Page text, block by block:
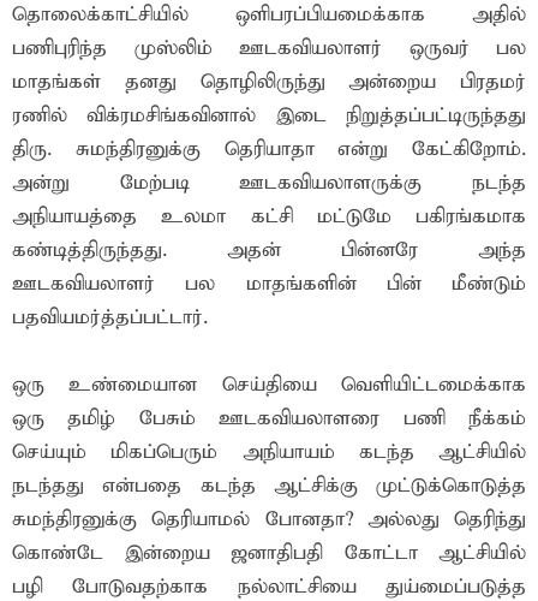
தொலைக்காட்சியில் ஒளிப‌ர‌ப்பிய‌மைக்காக‌ அதில்
ப‌ணிபுரிந்த‌ முஸ்லிம் ஊட‌க‌விய‌லாள‌ர் ஒருவ‌ர் ப‌ல‌
மாத‌ங்க‌ள் த‌ன‌து தொழிலிருந்து அன்றைய‌ பிர‌த‌ம‌ர்
ர‌ணில் விக்ர‌ம‌சிங்க‌வினால் இடை நிறுத்த‌ப்ப‌ட்டிருந்த‌து
திரு. சும‌ந்திர‌னுக்கு தெரியாதா என்று கேட்கிறோம்.
அன்று மேற்ப‌டி ஊட‌க‌விய‌லாள‌ருக்கு ந‌ட‌ந்த‌
அநியாய‌த்தை உல‌மா க‌ட்சி ம‌ட்டுமே ப‌கிர‌ங்க‌மாக‌
க‌ண்டித்திருந்த‌து. அத‌ன் பின்ன‌ரே அந்த‌
ஊட‌க‌விய‌லாள‌ர் ப‌ல‌ மாத‌ங்க‌ளின் பின் மீண்டும்
ப‌த‌விய‌ம‌ர்த்த‌ப்ப‌ட்டார்.
ஒரு உண்மையான‌ செய்தியை வெளியிட்ட‌மைக்காக‌
ஒரு த‌மிழ் பேசும் ஊட‌க‌விய‌லாள‌ரை ப‌ணி நீக்க‌ம்
செய்யும் மிக‌ப்பெரும் அநியாய‌ம் க‌ட‌ந்த‌ ஆட்சியில்
நட‌ந்த‌து என்ப‌தை க‌ட‌ந்த‌ ஆட்சிக்கு முட்டுக்கொடுத்த‌
சும‌ந்திர‌னுக்கு தெரியாம‌ல் போன‌தா? அல்ல‌து தெரிந்து
கொண்டே இன்றைய‌ ஜ‌னாதிப‌தி கோட்டா ஆட்சியில்
ப‌ழி போடுவ‌த‌ற்காக‌ ந‌ல்லாட்சியை துய்மைப்ப‌டுத்த‌